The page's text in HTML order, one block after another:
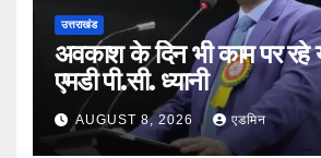
उत्तराखंड
अवकाश के दिन भी काम पर रहे
एमडी पी.सी. ध्यानी
AUGUST 8, 2026 एडमिन